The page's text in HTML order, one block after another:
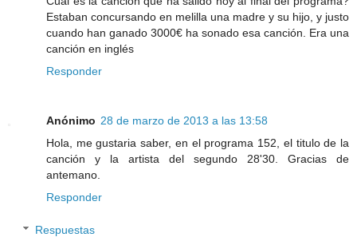
Estaban concursando en melilla una madre y su hijo, y justo
cuando han ganado 3000€ ha sonado esa canción. Era una
canción en inglés
Responder
Anónimo 28 de marzo de 2013 a las 13:58
Hola, me gustaria saber, en el programa 152, el titulo de la
canción y la artista del segundo 28'30. Gracias de
antemano.
Responder
Respuestas